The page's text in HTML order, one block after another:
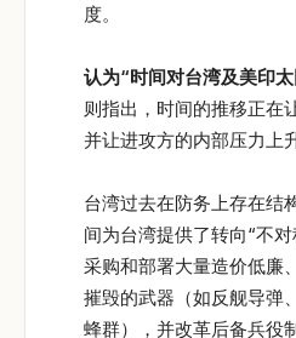
度。
认为“时间对台湾及美印
则指出，时间的推移正在
并让进攻方的内部压力上
台湾过去在防务上存在结
间为台湾提供了转向“不
采购和部署大量造价低廉
摧毁的武器（如反舰导弹
蜂群），并改革后备兵役